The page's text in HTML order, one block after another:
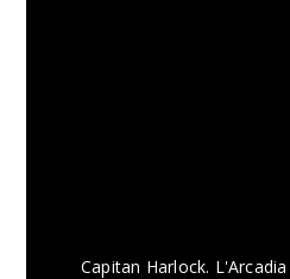
Capitan Harlock.